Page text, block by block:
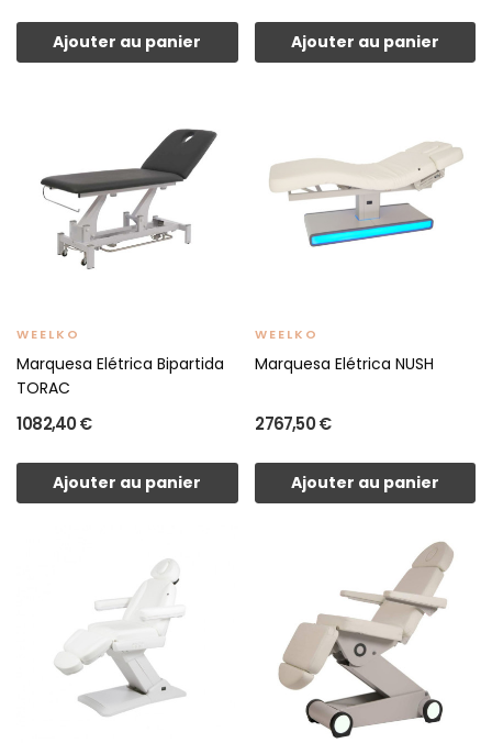
Ajouter au panier Ajouter au panier
WEELKO
Marquesa Elétrica Bipartida
TORAC
1 082,40 €
Ajouter au panier
WEELKO
Marquesa Elétrica NUSH
2 767,50 €
Ajouter au panier